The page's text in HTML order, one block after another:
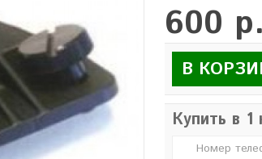
600 р.
В
Купить в 1